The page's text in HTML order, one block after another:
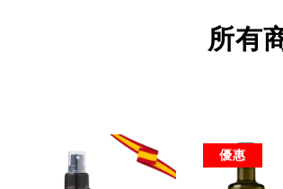
所有
優惠